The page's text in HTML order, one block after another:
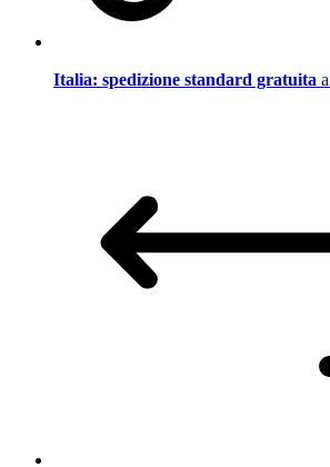
Italia: spedizione standard gratuita